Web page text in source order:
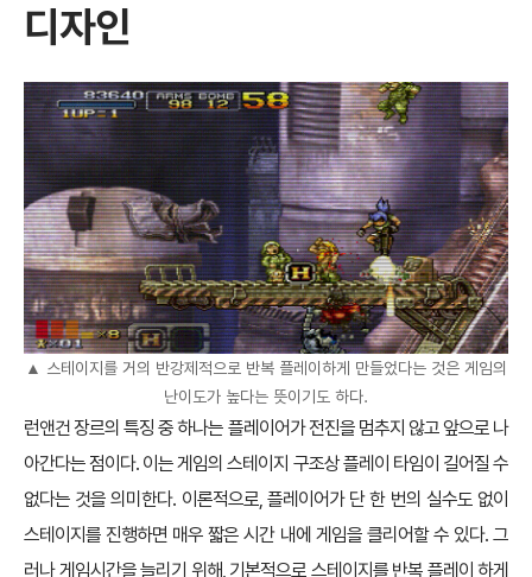
디자인
▲ 스테이지를 거의 반강제적으로 반복 플레이하게 만들었다는 것은 게임의
난이도가 높다는 뜻이기도 하다.
런앤건 장르의 특징 중 하나는 플레이어가 전진을 멈추지 않고 앞으로 나
아간다는 점이다. 이는 게임의 스테이지 구조상 플레이 타임이 길어질 수
없다는 것을 의미한다. 이론적으로, 플레이어가 단 한 번의 실수도 없이
스테이지를 진행하면 매우 짧은 시간 내에 게임을 클리어할 수 있다. 그
러나 게임시간을 늘리기 위해, 기본적으로 스테이지를 반복 플레이 하게